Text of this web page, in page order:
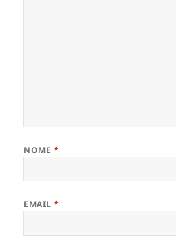
NOME *
EMAIL*